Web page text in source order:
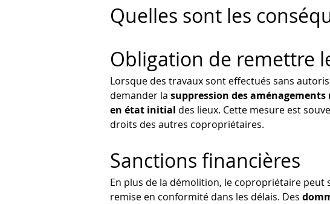
Quelles sont les
Obligation de remettre
Lorsque des travaux sont effectués sans
demander la suppression des aménagements
en état initial des lieux. Cette mesure est
droits des autres copropriétaires.
Sanctions financières
En plus de la démolition, le copropriétaire peut
remise en conformité dans les délais. Des